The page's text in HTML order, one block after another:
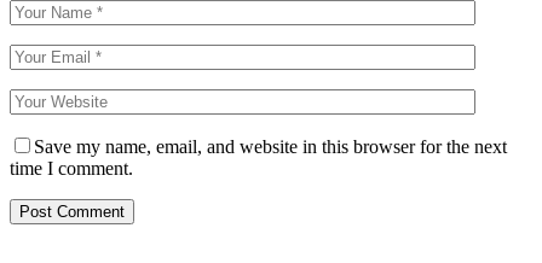
Save my name, email, and website in this browser for the next
time I comment.